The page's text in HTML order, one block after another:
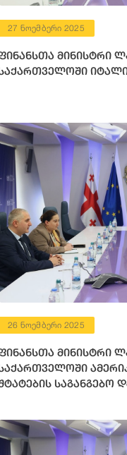
27 ნოემბერი 2025
მინისტრი
26 ნოემბერი 2025
მინისტრი
საგანგებო